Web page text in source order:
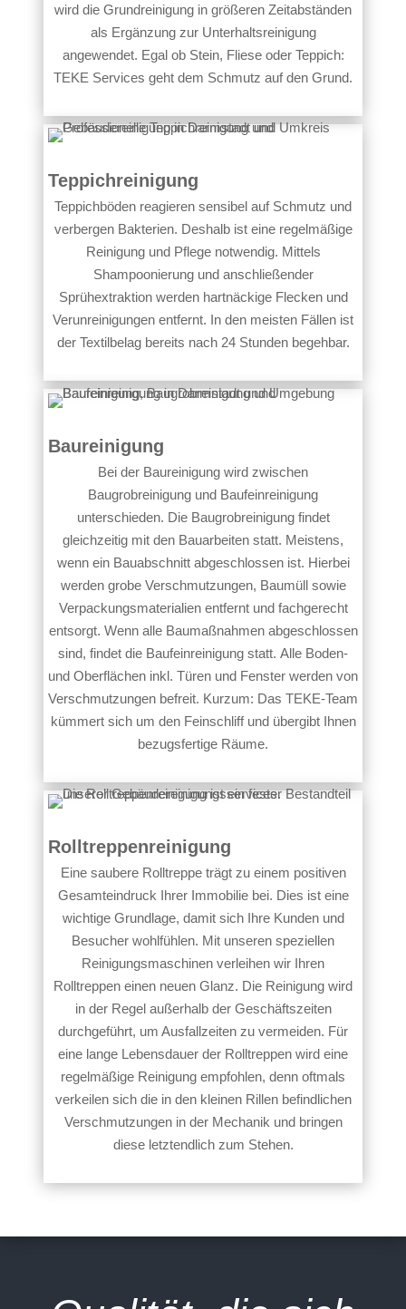
wird die Grundreinigung in größeren Zeitabständen
als Ergänzung zur Unterhaltsreinigung
angewendet. Egal ob Stein, Fliese oder Teppich:
TEKE Services geht dem Schmutz auf den Grund.
Teppichreinigung
Teppichböden reagieren sensibel auf Schmutz und
verbergen Bakterien. Deshalb ist eine regelmäßige
Reinigung und Pflege notwendig. Mittels
Shampoonierung und anschließender
Sprühextraktion werden hartnäckige Flecken und
Verunreinigungen entfernt. In den meisten Fällen ist
der Textilbelag bereits nach 24 Stunden begehbar.
Baureinigung
Bei der Baureinigung wird zwischen
Baugrobreinigung und Baufeinreinigung
unterschieden. Die Baugrobreinigung findet
gleichzeitig mit den Bauarbeiten statt. Meistens,
wenn ein Bauabschnitt abgeschlossen ist. Hierbei
werden grobe Verschmutzungen, Baumüll sowie
Verpackungsmaterialien entfernt und fachgerecht
entsorgt. Wenn alle Baumaßnahmen abgeschlossen
sind, findet die Baufeinreinigung statt. Alle Boden-
und Oberflächen inkl. Türen und Fenster werden von
Verschmutzungen befreit. Kurzum: Das TEKE-Team
kümmert sich um den Feinschliff und übergibt Ihnen
bezugsfertige Räume.
Rolltreppenreinigung
Eine saubere Rolltreppe trägt zu einem positiven
Gesamteindruck Ihrer Immobilie bei. Dies ist eine
wichtige Grundlage, damit sich Ihre Kunden und
Besucher wohlfühlen. Mit unseren speziellen
Reinigungsmaschinen verleihen wir Ihren
Rolltreppen einen neuen Glanz. Die Reinigung wird
in der Regel außerhalb der Geschäftszeiten
durchgeführt, um Ausfallzeiten zu vermeiden. Für
eine lange Lebensdauer der Rolltreppen wird eine
regelmäßige Reinigung empfohlen, denn oftmals
verkeilen sich die in den kleinen Rillen befindlichen
Verschmutzungen in der Mechanik und bringen
diese letztendlich zum Stehen.